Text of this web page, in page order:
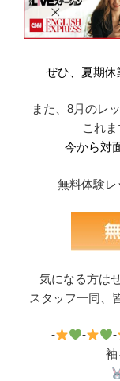
ぜひ、夏期
また、8月のレ
これ
今から対
無料体験
気になる方は
スタッフ一同、
- - -
袖